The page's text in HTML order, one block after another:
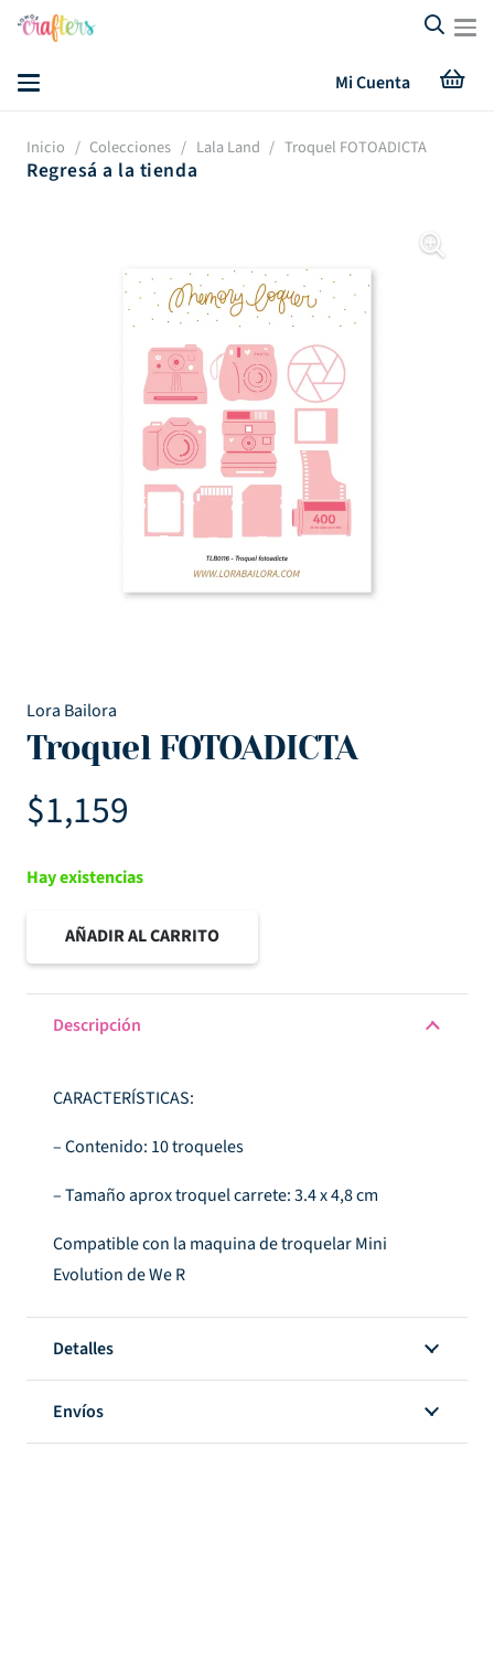
Mi Cuenta
Inicio / Colecciones / Lala Land / Troquel FOTOADICTA
Regresá a la tienda
Lora Bailora
Troquel FOTOADICTA
$1,159
Hay existencias
cantidad
AÑADIR AL CARRITO
Descripción
CARACTERÍSTICAS:
– Contenido: 10 troqueles
– Tamaño aprox troquel carrete: 3.4 x 4,8 cm
Compatible con la maquina de troquelar Mini
Evolution de We R
Detalles
Envíos